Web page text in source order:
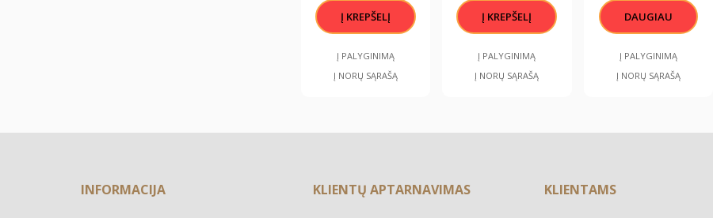
Į PALYGINIMĄ
Į NORŲ SĄRAŠĄ
Į PALYGINIMĄ
Į NORŲ SĄRAŠĄ
DAUGIAU
Į PALYGINIMĄ
Į NORŲ SĄRAŠĄ
INFORMACIJA KLIENTŲ APTARNAVIMAS KLIENTAMS